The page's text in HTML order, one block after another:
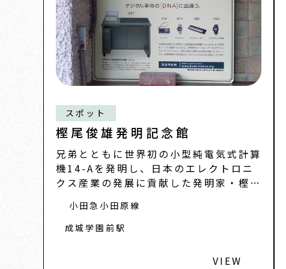
スポット
樫尾俊雄発明記念館
兄弟とともに世界初の小型純電気式計算
機14-Aを発明し、日本のエレクトロニ
クス産業の発展に貢献した発明家・樫尾
小田急小田原線
成城学園前駅
VIEW